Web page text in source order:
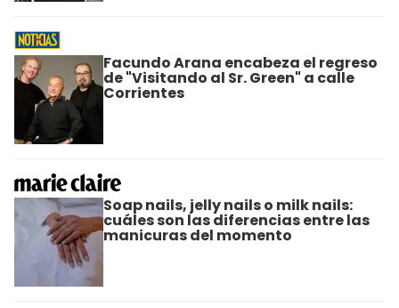
Facundo Arana encabeza el regreso
de "Visitando al Sr. Green" a calle
Corrientes
Soap nails, jelly nails o milk nails:
cuáles son las diferencias entre las
manicuras del momento